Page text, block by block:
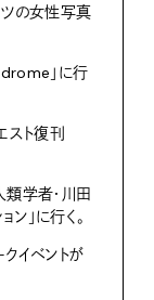
ツの女性写真
」に行
スト復刊
類学者・川田
」に行く。
クイベントが